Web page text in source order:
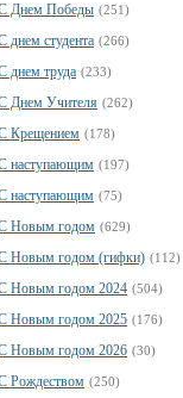
Днем Победы (251)
днем студента (266)
днем труда (233)
Днем Учителя (262)
Крещением (178)
наступающим (197)
наступающим (75)
Новым годом (629)
Новым годом (гифки) (112)
Новым годом 2024 (504)
Новым годом 2025 (176)
Новым годом 2026 (30)
Рождеством (250)